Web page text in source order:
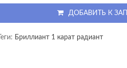
ДОБАВИТЬ К
Теги: Бриллиант 1 карат радиант